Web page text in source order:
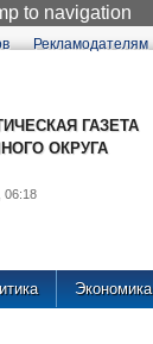
to navigation
Рекламодателям
ГАЗЕТА
ОКРУГА
06:18
Экономика